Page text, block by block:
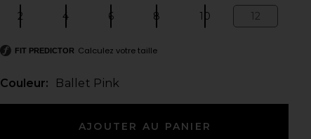
2 4 6 8 10 12
FIT PREDICTOR Calculez votre taille
Couleur: Ballet Pink